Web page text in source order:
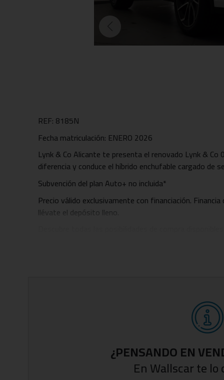
REF: 8185N
Fecha matriculación: ENERO 2026
Lynk & Co Alicante te presenta el renovado Lynk &
diferencia y conduce el híbrido enchufable cargado de
Subvención del plan Auto+ no incluida*
Precio válido exclusivamente con financiación.
llévate el depósito lleno.
Descubre todas las posibilidades de compra
con la cuota que más se adapte a ti, pago contado,
* Guantera electrónica con contraseña
* Asientos delanteros calefactados
¿PENSANDO EN
En Wallscar te